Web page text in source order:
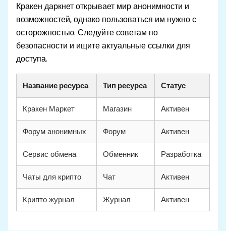
Кракен даркнет открывает мир анонимности и
возможностей, однако пользоваться им нужно с
осторожностью. Следуйте советам по
безопасности и ищите актуальные ссылки для
доступа.
Название ресурса Тип ресурса Статус
Кракен Маркет Магазин Активен
Форум анонимных Форум Активен
Сервис обмена Обменник Разработка
Чаты для крипто Чат Активен
Крипто журнал Журнал Активен